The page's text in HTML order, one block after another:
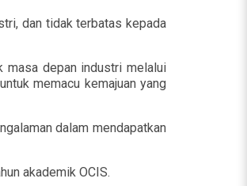
dan tidak terbatas kepada
masa depan industri melalui
memacu kemajuan yang
dalam mendapatkan
akademik OCIS.